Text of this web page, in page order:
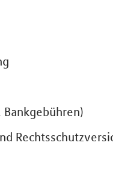
Bankgebühren)